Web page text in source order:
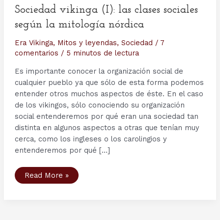
Sociedad vikinga (I): las clases sociales
según la mitología nórdica
Era Vikinga, Mitos y leyendas, Sociedad / 7
comentarios / 5 minutos de lectura
Es importante conocer la organización social de
cualquier pueblo ya que sólo de esta forma podemos
entender otros muchos aspectos de éste. En el caso
de los vikingos, sólo conociendo su organización
social entenderemos por qué eran una sociedad tan
distinta en algunos aspectos a otras que tenían muy
cerca, como los ingleses o los carolingios y
entenderemos por qué […]
Sociedad
vikinga
Read More »